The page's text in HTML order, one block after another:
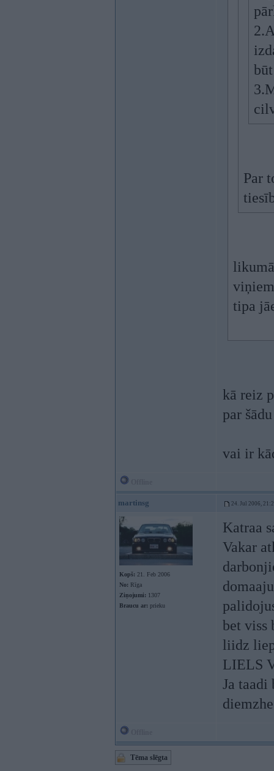
Par
tipa
kā reiz
par
vai ir
martinsg 24. Jul 2006,
Kopš: 21. Feb 2006
No: Rīga
Ziņojumi: 1307
Braucu ar: prieku
Katraa
Vakar
bet viss
liidz
LIELS
Ja taadi
Tēma slēgta